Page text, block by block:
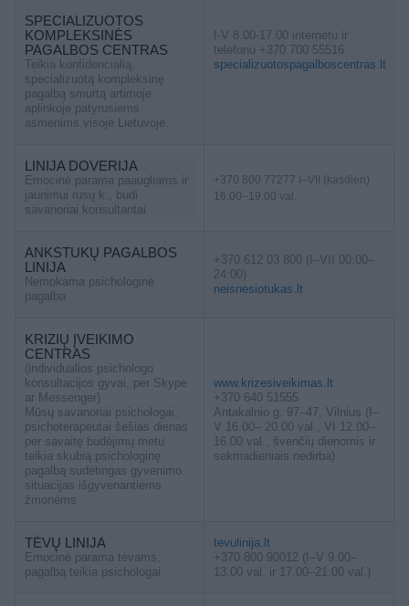
SPECIALIZUOTOS
KOMPLEKSINĖS
PAGALBOS CENTRAS
Teikia konfidencialią,
specializuotą kompleksinę
pagalbą smurtą artimoje
aplinkoje patyrusiems
asmenims visoje Lietuvoje.
I-V 8.00-17.00 internetu ir
telefonu +370 700 55516
specializuotospagalboscentras.lt
LINIJA DOVERIJA
Emocinė parama paaugliams ir
jaunimui rusų k., budi
savanoriai konsultantai
+370 800 77277 I–VII (kasdien)
16.00–19.00 val.
ANKSTUKŲ PAGALBOS
LINIJA
Nemokama psichologinė
pagalba
+370 612 03 800 (I–VII 00:00–
24:00)
neisnesiotukas.lt
KRIZIŲ ĮVEIKIMO
CENTRAS
(individualios psichologo
konsultacijos gyvai, per Skype
ar Messenger)
Mūsų savanoriai psichologai,
psichoterapeutai šešias dienas
per savaitę budėjimų metu
teikia skubią psichologinę
pagalbą sudėtingas gyvenimo
situacijas išgyvenantiems
žmonėms
www.krizesiveikimas.lt
+370 640 51555
Antakalnio g. 97–47, Vilnius (I–
V 16.00– 20.00 val., VI 12.00–
16.00 val., švenčių dienomis ir
sekmadieniais nedirba)
TĖVŲ LINIJA
Emocinė parama tėvams,
pagalbą teikia psichologai
tevulinija.lt
+370 800 90012 (I–V 9.00–
13.00 val. ir 17.00–21.00 val.)